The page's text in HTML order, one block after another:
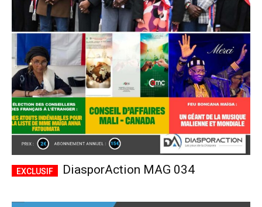
DiasporAction MAG 034